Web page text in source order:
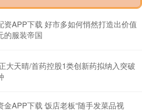
资APP下载 好市多如何悄然打造出价值
的服装帝国
大天晴/首药控股1类创新药拟纳入突破
金APP下载 饭店老板“随手发菜品视